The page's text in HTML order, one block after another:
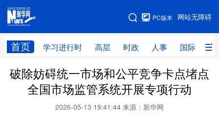
网站无障碍
PC版本
首页 学习进行时 高层 时政 人事 国际 财
网站地图
学习进行时 高层 时政 人事
国际 财经 网评 港澳
破除妨碍统一市场和公平竞争卡点堵点
全国市场监管系统开展专项行动
2026-05-13 19:41:44 来源：新华网